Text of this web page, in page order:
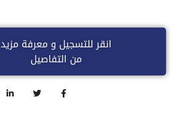
انقر للتسجيل و معرفة مزيد
من التفاصيل